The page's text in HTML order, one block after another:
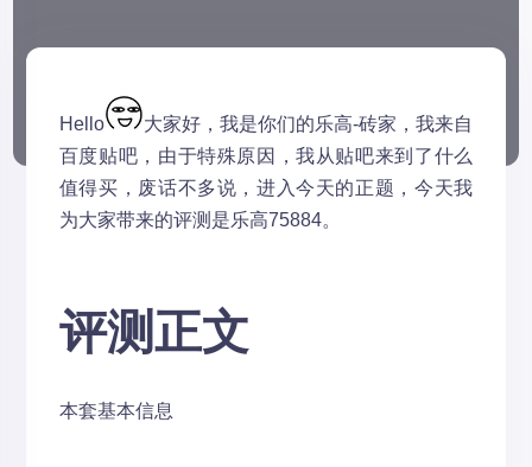
Hello
大家好，我是你们的乐高-砖家，我来自
百度贴吧，由于特殊原因，我从贴吧来到了什么
值得买，废话不多说，进入今天的正题，今天我
为大家带来的评测是乐高75884。
评测正文
本套基本信息